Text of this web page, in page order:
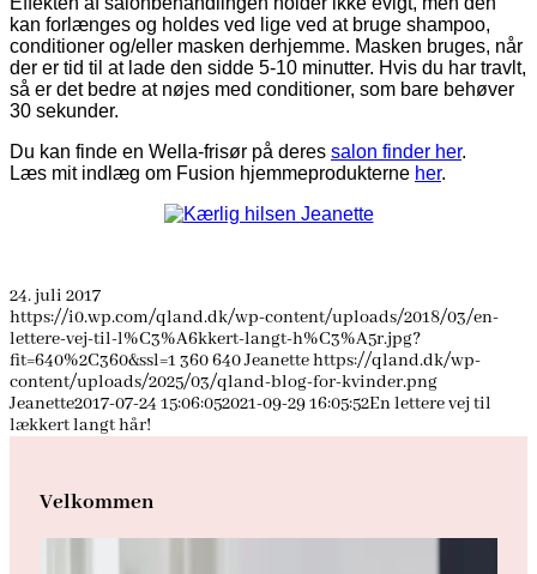
kan forlænges og holdes ved lige ved at bruge shampoo,
conditioner og/eller masken derhjemme. Masken bruges, når
der er tid til at lade den sidde 5-10 minutter. Hvis du har travlt,
så er det bedre at nøjes med conditioner, som bare behøver
30 sekunder.
Du kan finde en Wella-frisør på deres salon finder her.
Læs mit indlæg om Fusion hjemmeprodukterne her.
24. juli 2017
https://i0.wp.com/qland.dk/wp-content/uploads/2018/03/en-
lettere-vej-til-l%C3%A6kkert-langt-h%C3%A5r.jpg?
fit=640%2C360&ssl=1 360640Jeanettehttps://qland.dk/wp-
content/uploads/2025/03/qland-blog-for-kvinder.png
Jeanette2017-07-24 15:06:052021-09-29 16:05:52En lettere vej til
lækkert langt hår!
Velkommen